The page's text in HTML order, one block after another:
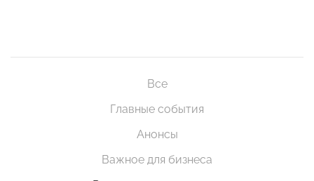
Все
Главные события
Анонсы
Важное для бизнеса